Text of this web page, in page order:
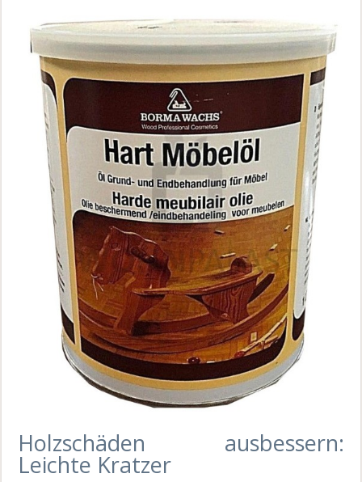
Holzschäden ausbessern:
Leichte Kratzer